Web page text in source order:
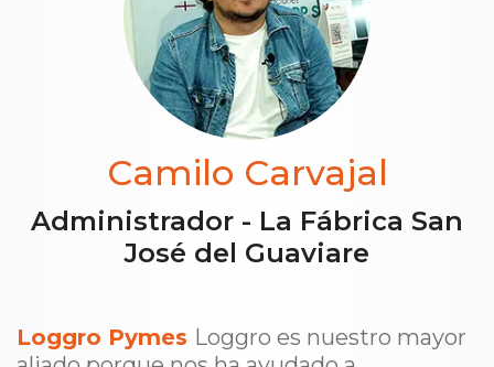
Camilo Carvajal
Administrador - La Fábrica San
José del Guaviare
Loggro Pymes Loggro es nuestro mayor